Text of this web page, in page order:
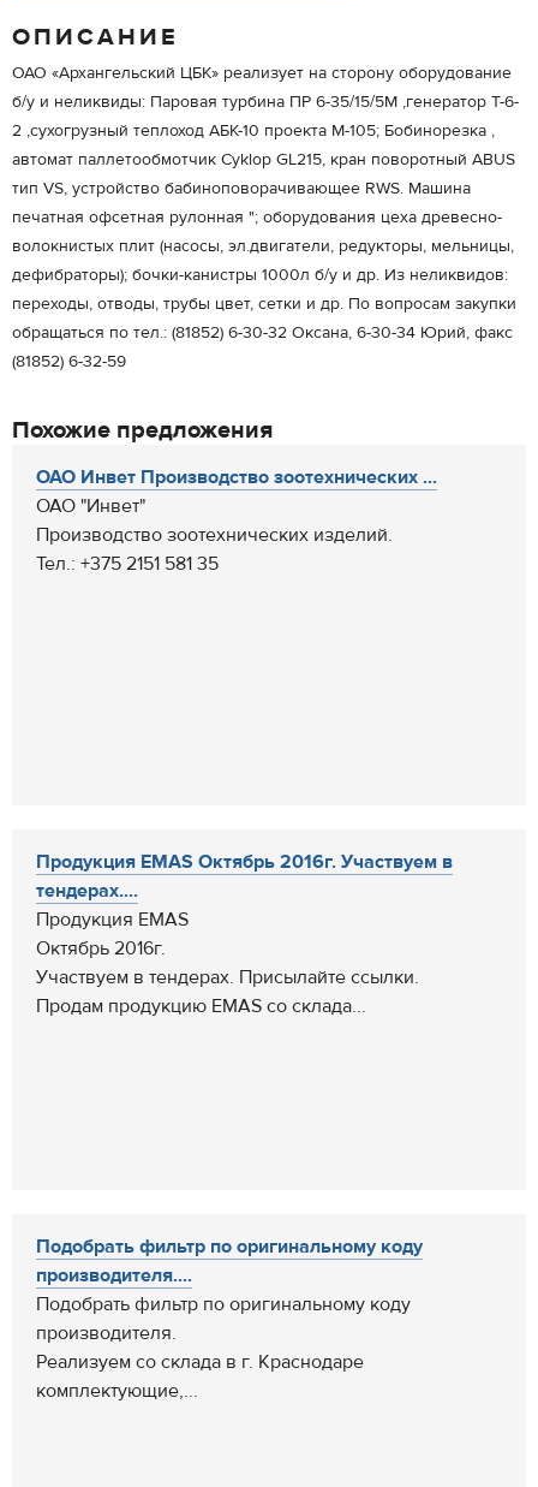
ОПИСАНИЕ
ОАО «Архангельский ЦБК» реализует на сторону оборудование
б/у и неликвиды: Паровая турбина ПР 6-35/15/5М ,генератор Т-6-
2 ,сухогрузный теплоход АБК-10 проекта М-105; Бобинорезка ,
автомат паллетообмотчик Cyklop GL215, кран поворотный ABUS
тип VS, устройство бабиноповорачивающее RWS. Машина
печатная офсетная рулонная "; оборудования цеха древесно-
волокнистых плит (насосы, эл.двигатели, редукторы, мельницы,
дефибраторы); бочки-канистры 1000л б/у и др. Из неликвидов:
переходы, отводы, трубы цвет, сетки и др. По вопросам закупки
обращаться по тел.: (81852) 6-30-32 Оксана, 6-30-34 Юрий, факс
(81852) 6-32-59
Похожие предложения
ОАО Инвет Производство зоотехнических ...
ОАО "Инвет"
Производство зоотехнических изделий.
Тел.: +375 2151 581 35
Продукция EMAS Октябрь 2016г. Участвуем в
тендерах....
Продукция EMAS
Октябрь 2016г.
Участвуем в тендерах. Присылайте ссылки.
Продам продукцию EMAS со склада...
Подобрать фильтр по оригинальному коду
производителя....
Подобрать фильтр по оригинальному коду
производителя.
Реализуем со склада в г. Краснодаре
комплектующие,...